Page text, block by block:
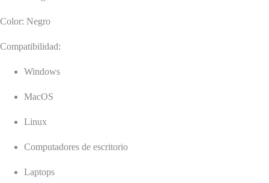
Color: Negro
Compatibilidad:
Windows
MacOS
Linux
Computadores de escritorio
Laptops